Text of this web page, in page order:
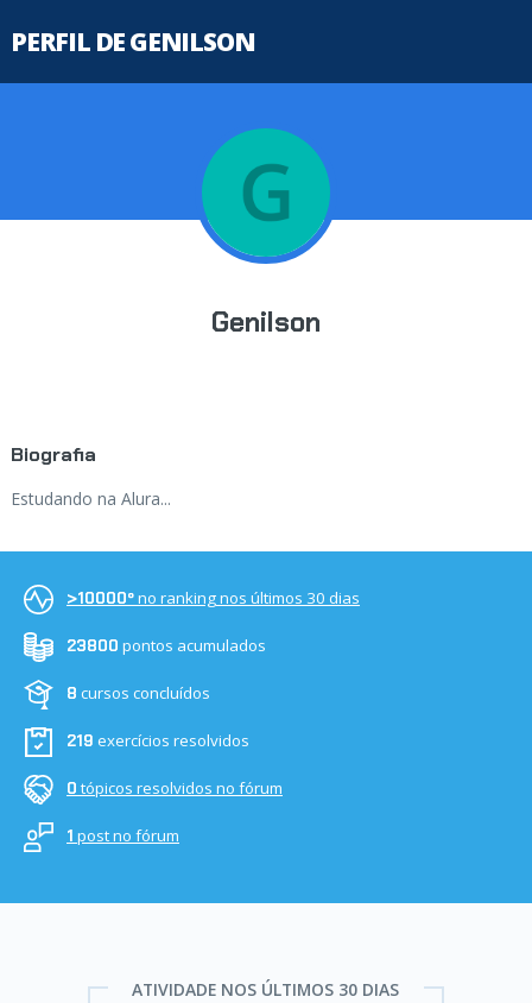
PERFIL DE GENILSON
Genilson
Biografia
Estudando na Alura...
>10000ºno ranking nos últimos 30 dias
23800 pontos acumulados
8 cursos concluídos
219 exercícios resolvidos
0 tópicos resolvidos no fórum
1 post no fórum
ATIVIDADE NOS ÚLTIMOS 30 DIAS